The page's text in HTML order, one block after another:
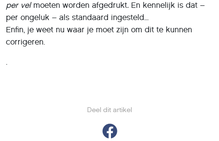
Deel dit artikel
per velmoeten worden afgedrukt. En kennelijk is dat –
per ongeluk – als standaard ingesteld...
Enfin, je weet nu waar je moet zijn om dit te kunnen
corrigeren.
.